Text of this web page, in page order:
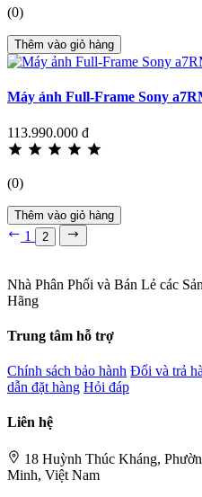
(0)
Thêm vào giỏ hàng
Máy ảnh Full-Frame Sony
113.990.000 đ
(0)
Thêm vào giỏ hàng
1 2
Nhà Phân Phối và Bán Lẻ các
Hãng
Trung tâm hỗ trợ
Chính sách bảo hành Đổi và trả
dẫn đặt hàng Hỏi đáp
Liên hệ
18 Huỳnh Thúc Kháng,
Minh, Việt Nam